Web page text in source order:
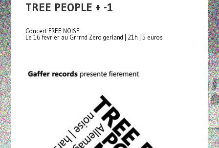
TREE PEOPLE + -1
Concert FREE NOISE
Le 16 fevrier au Grrrnd Zero gerland | 21h | 5 euros